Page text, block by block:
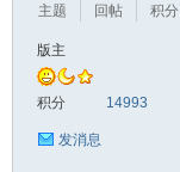
主题
回帖
积分
版主
积分 14993
发消息